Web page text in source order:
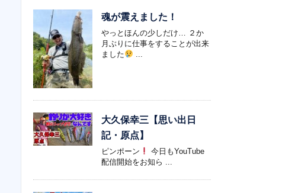
魂が震えました！
やっとほんの少しだけ… ２か
月ぶりに仕事をすることが出来
ました
...
大久保幸三【思い出日
記・原点】
ピンポーン
今日もYouTube
配信開始をお知ら ...